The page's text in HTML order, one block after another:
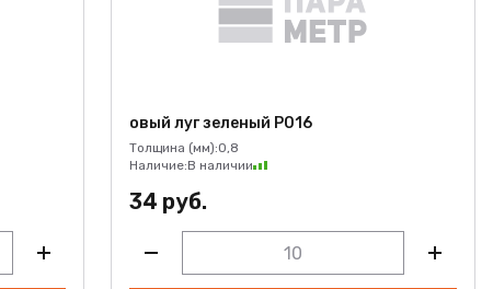
овый луг зеленый Р016
Толщина (мм):0,8
Наличие:В наличии
34 руб.